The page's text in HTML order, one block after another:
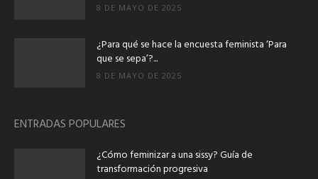
8 DE MAYO DE 2025
¿Para qué se hace la encuesta feminista ‘Para
que se sepa’?...
8 DE MAYO DE 2025
ENTRADAS POPULARES
¿Cómo feminizar a una sissy? Guía de
transformación progresiva